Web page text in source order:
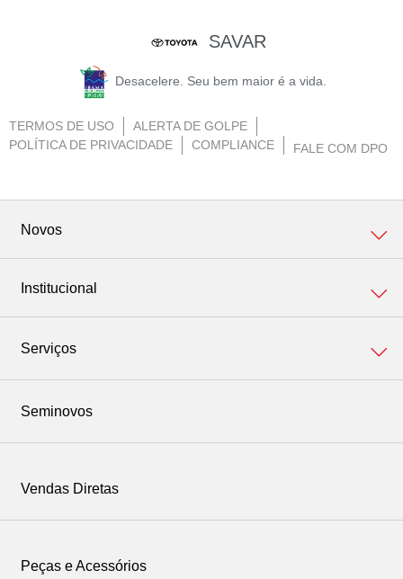
SAVAR
Desacelere. Seu bem maior é a vida.
TERMOS DE USO
ALERTA DE GOLPE
POLÍTICA DE PRIVACIDADE
COMPLIANCE FALE COM DPO
Novos
Corolla
Yaris Cross
Corolla Cross
Institucional
Institucional
Relatório de sustentabilidade
Serviços
Veja nossos Serviços
Seminovos
Vendas Diretas
Peças e Acessórios